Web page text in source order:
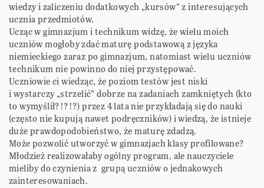
wiedzy i zaliczeniu dodatkowych „kursów” z interesujących
ucznia przedmiotów.
Ucząc w gimnazjum i technikum widzę, że wielu moich
uczniów mogłoby zdać maturę podstawową z języka
niemieckiego zaraz po gimnazjum, natomiast wielu uczniów
technikum nie powinno do niej przystępować.
Uczniowie ci wiedząc, że poziom testów jest niski
i wystarczy „strzelić” dobrze na zadaniach zamkniętych (kto
to wymyślił?!?!?) przez 4 lata nie przykładają się do nauki
(często nie kupują nawet podręczników) i wiedzą, że istnieje
duże prawdopodobieństwo, że maturę zdadzą.
Może pozwolić utworzyć w gimnazjach klasy profilowane?
Młodzież realizowałaby ogólny program, ale nauczyciele
mieliby do czynienia z grupą uczniów o jednakowych
zainteresowaniach.